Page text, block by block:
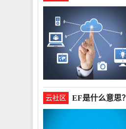
云社区 EF是什么意思？